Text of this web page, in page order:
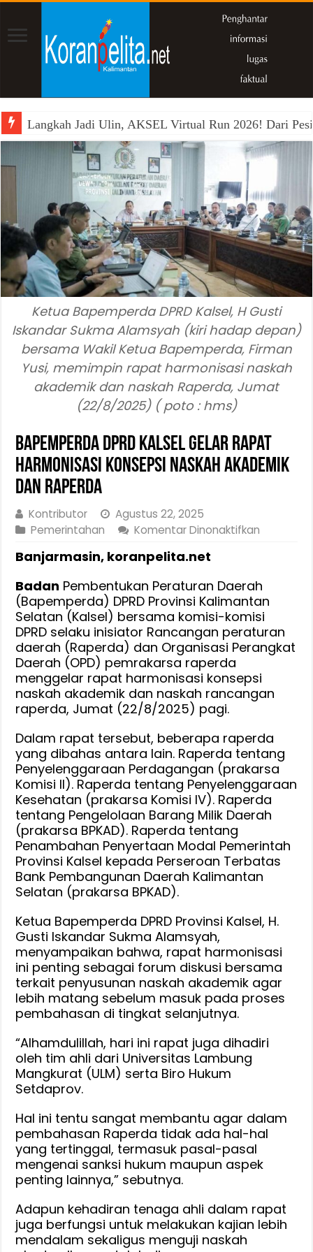
Langkah Jadi Ulin, AKSEL Virtual Run 2026! Dari
Ketua Bapemperda DPRD Kalsel, H Gusti
Iskandar Sukma Alamsyah (kiri hadap depan)
bersama Wakil Ketua Bapemperda, Firman
Yusi, memimpin rapat harmonisasi naskah
akademik dan naskah Raperda, Jumat
(22/8/2025) ( poto : hms)
Bapemperda DPRD Kalsel Gelar Rapat
Harmonisasi Konsepsi Naskah Akademik
dan Raperda
Kontributor
Agustus 22, 2025
Pemerintahan
Komentar Dinonaktifkan
Gelar
Rapat
Konsepsi
Naskah
Akademik
dan
Banjarmasin, koranpelita.net
Badan Pembentukan Peraturan Daerah
(Bapemperda) DPRD Provinsi Kalimantan
Selatan (Kalsel) bersama komisi-komisi
DPRD selaku inisiator Rancangan peraturan
daerah (Raperda) dan Organisasi Perangkat
Daerah (OPD) pemrakarsa raperda
menggelar rapat harmonisasi konsepsi
naskah akademik dan naskah rancangan
raperda, Jumat (22/8/2025) pagi.
Dalam rapat tersebut, beberapa raperda
yang dibahas antara lain. Raperda tentang
Penyelenggaraan Perdagangan (prakarsa
Komisi II). Raperda tentang Penyelenggaraan
Kesehatan (prakarsa Komisi IV). Raperda
tentang Pengelolaan Barang Milik Daerah
(prakarsa BPKAD). Raperda tentang
Penambahan Penyertaan Modal Pemerintah
Provinsi Kalsel kepada Perseroan Terbatas
Bank Pembangunan Daerah Kalimantan
Selatan (prakarsa BPKAD).
Ketua Bapemperda DPRD Provinsi Kalsel, H.
Gusti Iskandar Sukma Alamsyah,
menyampaikan bahwa, rapat harmonisasi
ini penting sebagai forum diskusi bersama
terkait penyusunan naskah akademik agar
lebih matang sebelum masuk pada proses
pembahasan di tingkat selanjutnya.
“Alhamdulillah, hari ini rapat juga dihadiri
oleh tim ahli dari Universitas Lambung
Mangkurat (ULM) serta Biro Hukum
Setdaprov.
Hal ini tentu sangat membantu agar dalam
pembahasan Raperda tidak ada hal-hal
yang tertinggal, termasuk pasal-pasal
mengenai sanksi hukum maupun aspek
penting lainnya,” sebutnya.
Adapun kehadiran tenaga ahli dalam rapat
juga berfungsi untuk melakukan kajian lebih
mendalam sekaligus menguji naskah